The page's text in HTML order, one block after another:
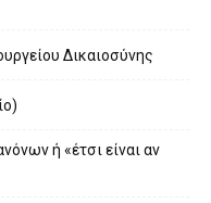
Δικαιοσύνης
ή «έτσι είναι αν